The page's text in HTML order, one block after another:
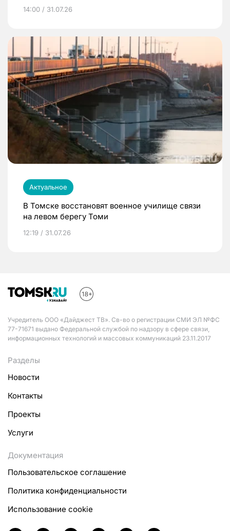
14:00 / 31.07.26
Актуальное
В Томске восстановят военное училище связи
на левом берегу Томи
12:19 / 31.07.26
Учредитель ООО «Дайджест ТВ». Св-во о регистрации СМИ ЭЛ №ФС
77-71671 выдано Федеральной службой по надзору в сфере связи,
информационных технологий и массовых коммуникаций 23.11.2017
Разделы
Новости
Контакты
Проекты
Услуги
Документация
Пользовательское соглашение
Политика конфиденциальности
Использование cookie